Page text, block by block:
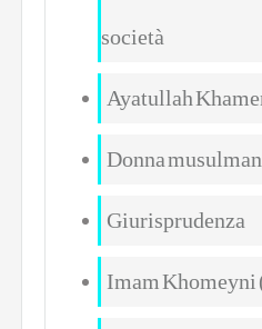
società
Ayatullah
Donna
Giurisprudenza
Imam Khomeyni